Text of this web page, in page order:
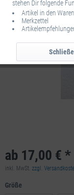
ab 17,00 € *
inkl. MwSt. zzgl.
Größe
stehen Dir folgende
Artikel in den
Merkzettel